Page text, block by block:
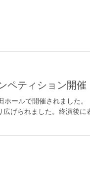
ペティション開催
ホールで開催されました
げられました。終演後